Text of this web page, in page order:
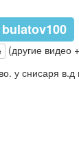
bulatov100
(другие видео